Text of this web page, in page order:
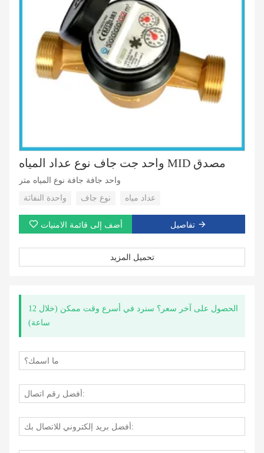
واحد جت جاف نوع عداد المياه MID مصدق
واحد جافة جافة نوع المياه متر
واحدة النفاثة
نوع جاف عداد مياه
أضف إلى قائمة الامنيات تفاصيل
تحميل المزيد
الحصول على آخر سعر؟ سنرد في أسرع وقت ممكن (خلال 12
ساعة)